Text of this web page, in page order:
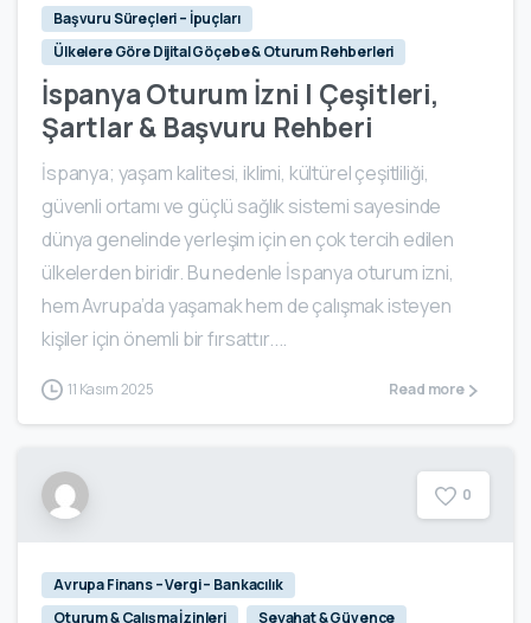
Başvuru Süreçleri – İpuçları
Ülkelere Göre Dijital Göçebe & Oturum Rehberleri
İspanya Oturum İzni | Çeşitleri,
Şartlar & Başvuru Rehberi
İspanya; yaşam kalitesi, iklimi, kültürel çeşitliliği,
güvenli ortamı ve güçlü sağlık sistemi sayesinde
dünya genelinde yerleşim için en çok tercih edilen
ülkelerden biridir. Bu nedenle İspanya oturum izni,
hem Avrupa’da yaşamak hem de çalışmak isteyen
kişiler için önemli bir fırsattır....
11 Kasım 2025 Read more
0
Avrupa Finans – Vergi – Bankacılık
Oturum & Çalışma İzinleri
Seyahat & Güvence